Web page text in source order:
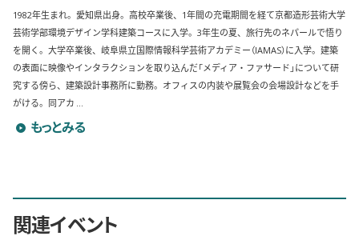
1982年生まれ。愛知県出身。高校卒業後、1年間の充電期間を経て京都造形芸術大学
芸術学部環境デザイン学科建築コースに入学。3年生の夏、旅行先のネパールで悟り
を開く。大学卒業後、岐阜県立国際情報科学芸術アカデミー（IAMAS）に入学。建築
の表面に映像やインタラクションを取り込んだ「メディア・ファサード」について研
究する傍ら、建築設計事務所に勤務。オフィスの内装や展覧会の会場設計などを手
がける。同アカ ...
菅沼聖のプロフィールを詳しく見る
もっとみる
関連イベント